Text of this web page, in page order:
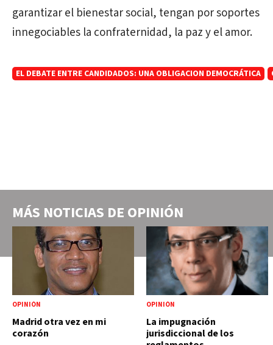
garantizar el bienestar social, tengan por soportes
innegociables la confraternidad, la paz y el amor.
EL DEBATE ENTRE CANDIDADOS: UNA OBLIGACION DEMOCRÁTICA
MÁS NOTICIAS DE OPINIÓN
OPINIÓN
Madrid otra vez en mi
corazón
OPINIÓN
La impugnación
jurisdiccional de los